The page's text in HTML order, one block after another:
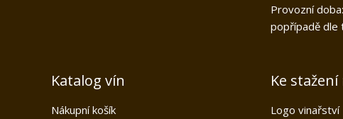
Provozní
popřípadě dle
Katalog vín
Nákupní košík
Ke
Logo vinařství